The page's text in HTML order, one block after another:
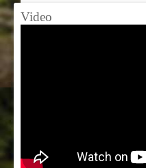
Video